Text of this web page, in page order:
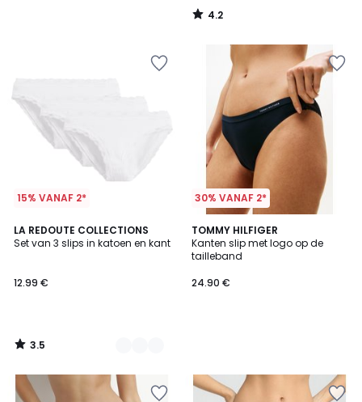
4.2
/
15% VANAF 2*
LA REDOUTE COLLECTIONS
Set van 3 slips in katoen en kant
12.99 €
3.5
/ 5
3
Kleuren
3.5
/
30% VANAF 2*
TOMMY HILFIGER
Kanten slip met logo op de
tailleband
24.90 €